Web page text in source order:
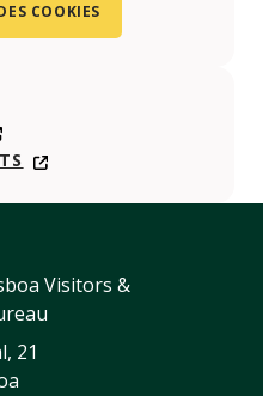
COOKIES
Visitors &
21